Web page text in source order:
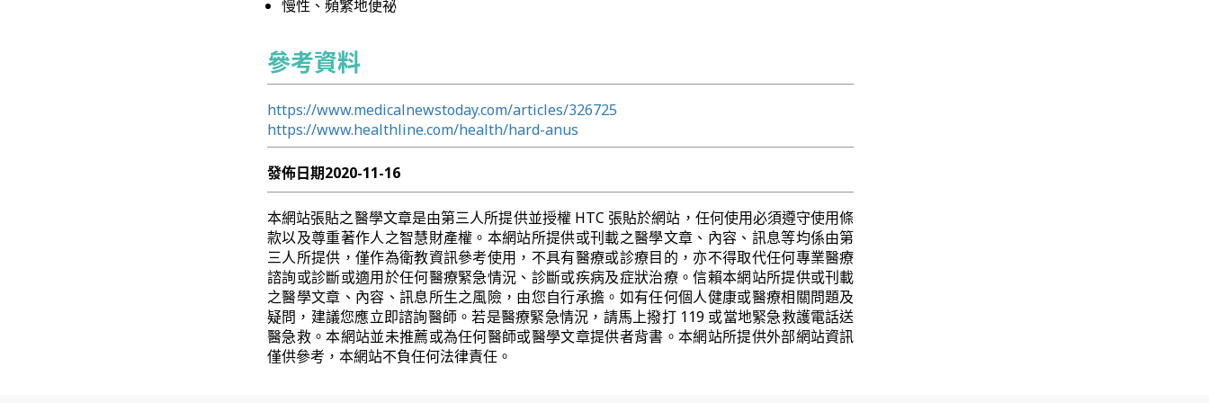
慢性、頻繁地便祕
參考資料
https://www.medicalnewstoday.com/articles/326725
https://www.healthline.com/health/hard-anus
發佈日期2020-11-16
本網站張貼之醫學文章是由第三人所提供並授權 HTC 張貼於網站，任何使用必須遵守使用條
款以及尊重著作人之智慧財產權。本網站所提供或刊載之醫學文章、內容、訊息等均係由第
三人所提供，僅作為衛教資訊參考使用，不具有醫療或診療目的，亦不得取代任何專業醫療
諮詢或診斷或適用於任何醫療緊急情況、診斷或疾病及症狀治療。信賴本網站所提供或刊載
之醫學文章、內容、訊息所生之風險，由您自行承擔。如有任何個人健康或醫療相關問題及
疑問，建議您應立即諮詢醫師。若是醫療緊急情況，請馬上撥打 119 或當地緊急救護電話送
醫急救。本網站並未推薦或為任何醫師或醫學文章提供者背書。本網站所提供外部網站資訊
僅供參考，本網站不負任何法律責任。